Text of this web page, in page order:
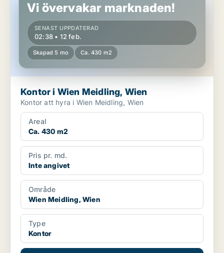
Vi övervakar marknaden!
SENAST UPPDATERAD
02:38 • 12 feb.
Skapad 5 mo Ca. 430 m2
Kontor i Wien Meidling, Wien
Kontor att hyra i Wien Meidling, Wien
Areal
Ca. 430 m2
Pris pr. md.
Inte angivet
Område
Wien Meidling, Wien
Type
Kontor